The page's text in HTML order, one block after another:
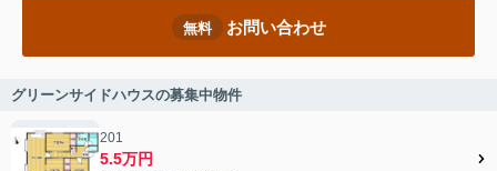
無料 お問い合わせ
グリーンサイドハウスの募集中物件
201
5.5万円